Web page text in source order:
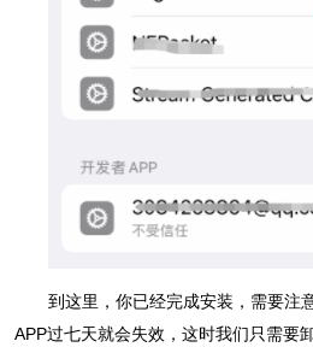
到这里，你已经完成安装，需要注
APP过七天就会失效，这时我们只需要